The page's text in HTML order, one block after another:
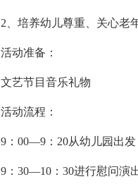
2、培养幼儿尊重、关心老
活动准备：
文艺节目音乐礼物
活动流程：
9：00—9：20从幼儿园出发
9：30—10：30进行慰问演